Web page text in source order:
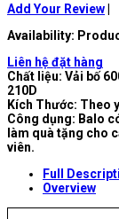
Add Your Review|
Availability:
Liên hệ đặt hàng
Chất liệu: Vải bố
210D
Kích Thước: Theo
Công dụng: Balo
làm quà tặng cho
viên.
Full
Overview